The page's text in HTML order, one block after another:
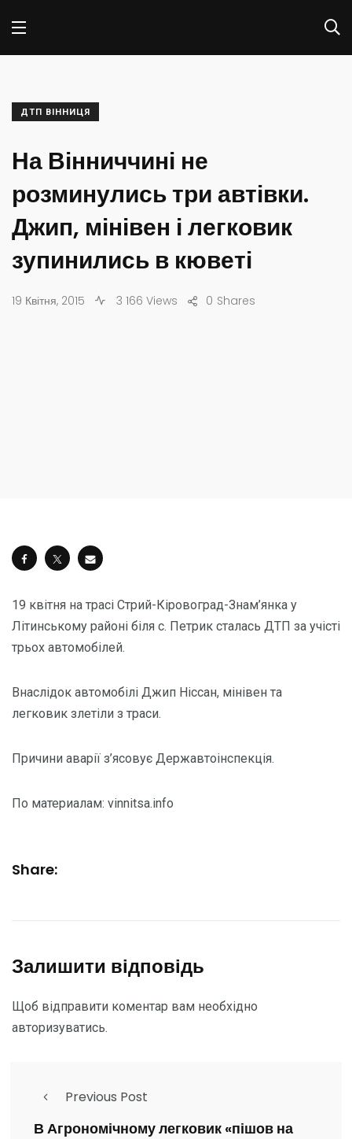
ДТП ВІННИЦЯ
На Вінниччині не
розминулись три автівки.
Джип, мінівен і легковик
зупинились в кюветі
19 Квітня, 2015 3 166 Views Shares
0
19 квітня на трасі Стрий-Кіровоград-Знам’янка у
Літинському районі біля с. Петрик сталась ДТП за учісті
трьох автомобілей.
Внаслідок автомобілі Джип Ніссан, мінівен та
легковик злетіли з траси.
Причини аварії з’ясовує Державтоінспекція.
По материалам: vinnitsa.info
Share:
Залишити відповідь
Щоб відправити коментар вам необхідно
авторизуватись.
Previous Post
В Агрономічному легковик «пішов на